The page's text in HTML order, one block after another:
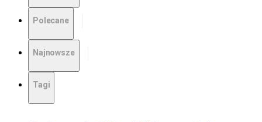
Polecane
Najnowsze
Tagi